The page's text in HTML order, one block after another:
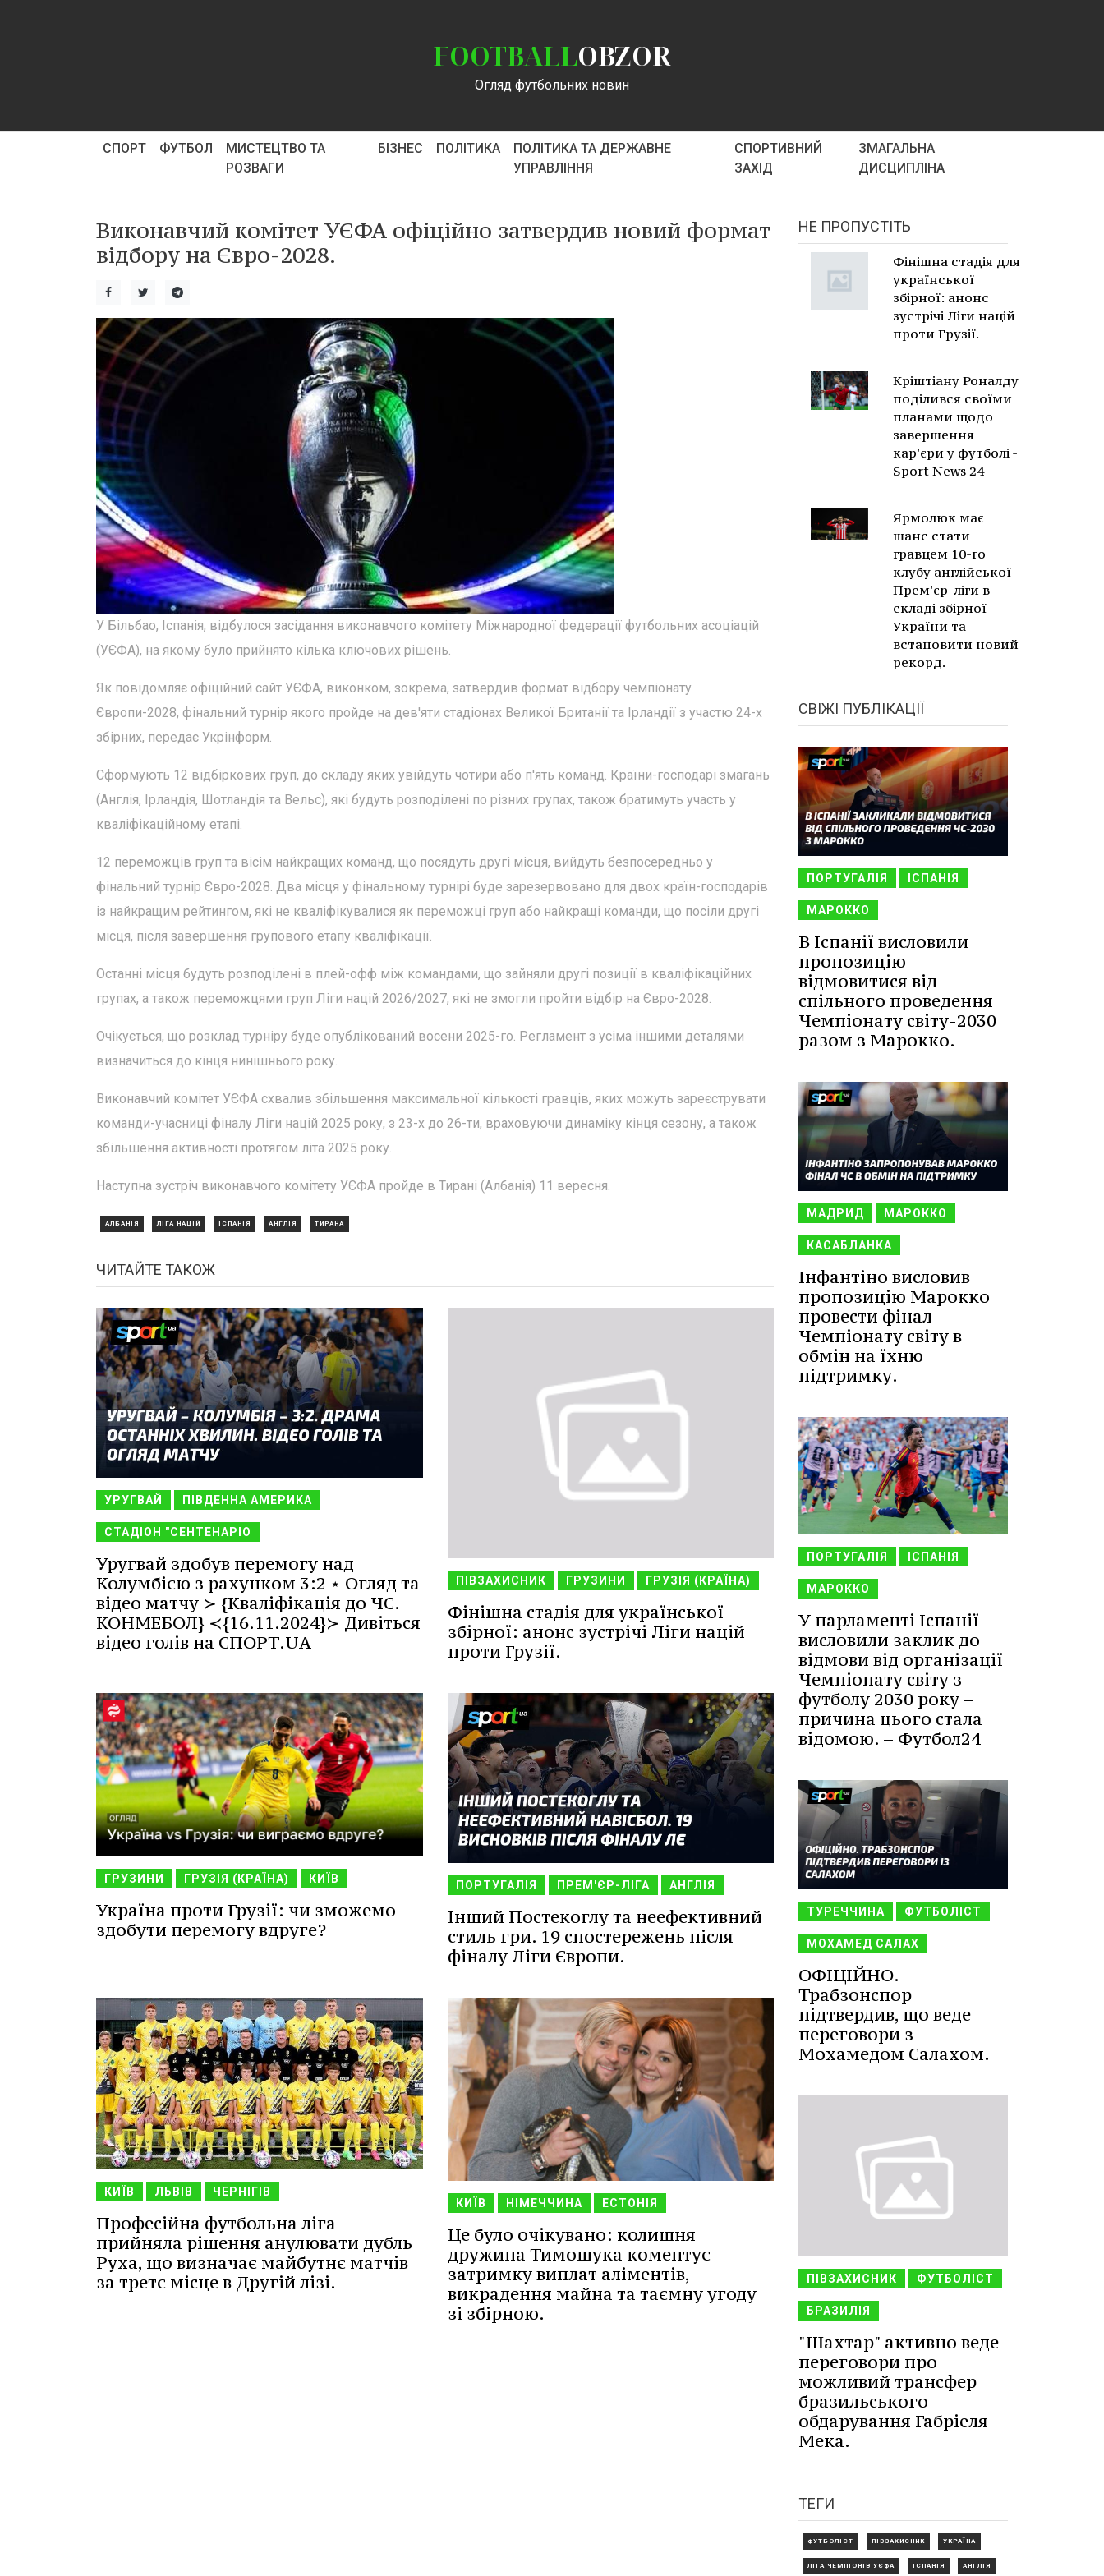
FOOTBALLOBZOR
Огляд футбольних новин
СПОРТ ФУТБОЛ
МИСТЕЦТВО ТА
РОЗВАГИ
БІЗНЕС ПОЛІТИКА
ПОЛІТИКА ТА ДЕРЖАВНЕ
УПРАВЛІННЯ
СПОРТИВНИЙ
ЗАХІД
ЗМАГАЛЬНА
ДИСЦИПЛІНА
Виконавчий комітет УЄФА офіційно затвердив новий формат
відбору на Євро-2028.
У Більбао, Іспанія, відбулося засідання виконавчого комітету Міжнародної федерації футбольних асоціацій
(УЄФА), на якому було прийнято кілька ключових рішень.
Як повідомляє офіційний сайт УЄФА, виконком, зокрема, затвердив формат відбору чемпіонату
Європи-2028, фінальний турнір якого пройде на дев'яти стадіонах Великої Британії та Ірландії з участю 24-х
збірних, передає Укрінформ.
Сформують 12 відбіркових груп, до складу яких увійдуть чотири або п'ять команд. Країни-господарі змагань
(Англія, Ірландія, Шотландія та Вельс), які будуть розподілені по різних групах, також братимуть участь у
кваліфікаційному етапі.
12 переможців груп та вісім найкращих команд, що посядуть другі місця, вийдуть безпосередньо у
фінальний турнір Євро-2028. Два місця у фінальному турнірі буде зарезервовано для двох країн-господарів
із найкращим рейтингом, які не кваліфікувалися як переможці груп або найкращі команди, що посіли другі
місця, після завершення групового етапу кваліфікації.
Останні місця будуть розподілені в плей-офф між командами, що зайняли другі позиції в кваліфікаційних
групах, а також переможцями груп Ліги націй 2026/2027, які не змогли пройти відбір на Євро-2028.
Очікується, що розклад турніру буде опублікований восени 2025-го. Регламент з усіма іншими деталями
визначиться до кінця нинішнього року.
Виконавчий комітет УЄФА схвалив збільшення максимальної кількості гравців, яких можуть зареєструвати
команди-учасниці фіналу Ліги націй 2025 року, з 23-х до 26-ти, враховуючи динаміку кінця сезону, а також
збільшення активності протягом літа 2025 року.
Наступна зустріч виконавчого комітету УЄФА пройде в Тирані (Албанія) 11 вересня.
АЛБАНІЯ ЛІГА НАЦІЙ ІСПАНІЯ АНГЛІЯ ТИРАНА
ЧИТАЙТЕ ТАКОЖ
УРУГВАЙ ПІВДЕННА АМЕРИКА
СТАДІОН "СЕНТЕНАРІО
Уругвай здобув перемогу над
Колумбією з рахунком 3:2 ⋆ Огляд та
відео матчу ≻ {Кваліфікація до ЧС.
КОНМЕБОЛ} ≺{16.11.2024}≻ Дивіться
відео голів на СПОРТ.UA
ПІВЗАХИСНИК ГРУЗИНИ ГРУЗІЯ (КРАЇНА)
Фінішна стадія для української
збірної: анонс зустрічі Ліги націй
проти Грузії.
ГРУЗИНИ ГРУЗІЯ (КРАЇНА) КИЇВ
Україна проти Грузії: чи зможемо
здобути перемогу вдруге?
ПОРТУГАЛІЯ ПРЕМ'ЄР-ЛІГА АНГЛІЯ
Інший Постекоглу та неефективний
стиль гри. 19 спостережень після
фіналу Ліги Європи.
КИЇВ ЛЬВІВ ЧЕРНІГІВ
Професійна футбольна ліга
прийняла рішення анулювати дубль
Руха, що визначає майбутнє матчів
за третє місце в Другій лізі.
КИЇВ НІМЕЧЧИНА ЕСТОНІЯ
Це було очікувано: колишня
дружина Тимощука коментує
затримку виплат аліментів,
викрадення майна та таємну угоду
зі збірною.
НЕ ПРОПУСТІТЬ
Фінішна стадія для
української
збірної: анонс
зустрічі Ліги націй
проти Грузії.
Кріштіану Роналду
поділився своїми
планами щодо
завершення
кар'єри у футболі -
Sport News 24
Ярмолюк має
шанс стати
гравцем 10-го
клубу англійської
Прем'єр-ліги в
складі збірної
України та
встановити новий
рекорд.
СВІЖІ ПУБЛІКАЦІЇ
ПОРТУГАЛІЯ ІСПАНІЯ
МАРОККО
В Іспанії висловили
пропозицію
відмовитися від
спільного проведення
Чемпіонату світу-2030
разом з Марокко.
МАДРИД МАРОККО
КАСАБЛАНКА
Інфантіно висловив
пропозицію Марокко
провести фінал
Чемпіонату світу в
обмін на їхню
підтримку.
ПОРТУГАЛІЯ ІСПАНІЯ
МАРОККО
У парламенті Іспанії
висловили заклик до
відмови від організації
Чемпіонату світу з
футболу 2030 року –
причина цього стала
відомою. – Футбол24
ТУРЕЧЧИНА ФУТБОЛІСТ
МОХАМЕД САЛАХ
ОФІЦІЙНО.
Трабзонспор
підтвердив, що веде
переговори з
Мохамедом Салахом.
ПІВЗАХИСНИК ФУТБОЛІСТ
БРАЗИЛІЯ
"Шахтар" активно веде
переговори про
можливий трансфер
бразильського
обдарування Габріеля
Мека.
ТЕГИ
ФУТБОЛІСТ ПІВЗАХИСНИК УКРАЇНА
ЛІГА ЧЕМПІОНІВ УЄФА ІСПАНІЯ АНГЛІЯ